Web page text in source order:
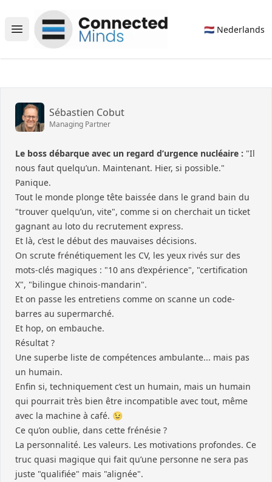
Open main menu
Connected Minds
🇳🇱 Nederlands
Sébastien Cobut
Managing Partner
Le boss débarque avec un regard d’urgence nucléaire : "Il
nous faut quelqu’un. Maintenant. Hier, si possible."
Panique.
Tout le monde plonge tête baissée dans le grand bain du
"trouver quelqu’un, vite", comme si on cherchait un ticket
gagnant au loto du recrutement express.
Et là, c’est le début des mauvaises décisions.
On scrute frénétiquement les CV, les yeux rivés sur des
mots-clés magiques : "10 ans d’expérience", "certification
X", "bilingue chinois-mandarin".
Et on passe les entretiens comme on scanne un code-
barres au supermarché.
Et hop, on embauche.
Résultat ?
Une superbe liste de compétences ambulante... mais pas
un humain.
Enfin si, techniquement c’est un humain, mais un humain
qui pourrait très bien être incompatible avec tout, même
avec la machine à café. 😉
Ce qu’on oublie, dans cette frénésie ?
La personnalité. Les valeurs. Les motivations profondes. Ce
truc quasi magique qui fait qu’une personne ne sera pas
juste "qualifiée" mais "alignée".